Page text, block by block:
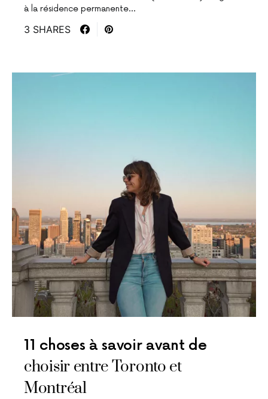
à la résidence permanente…
3 SHARES
11 choses à savoir avant de
choisir entre Toronto et
Montréal